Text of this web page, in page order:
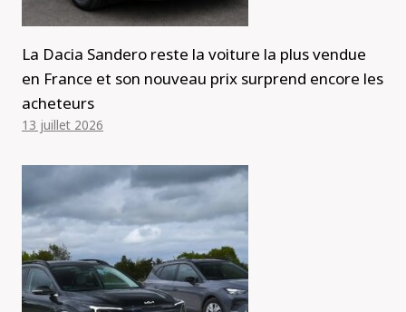
La Dacia Sandero reste la voiture la plus vendue
en France et son nouveau prix surprend encore les
acheteurs
13 juillet 2026